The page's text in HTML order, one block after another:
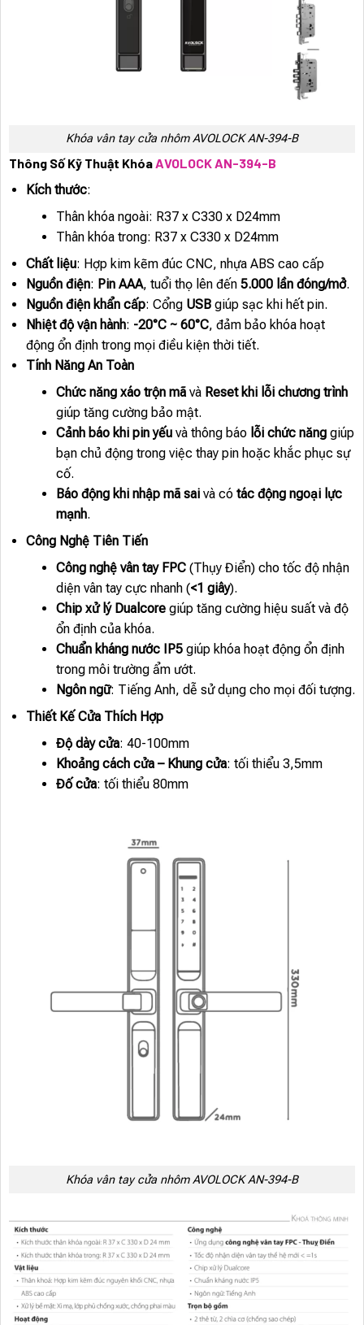
Khóa vân tay cửa nhôm AVOLOCK AN-394-B
Thông Số Kỹ Thuật KhóaAVOLOCK AN-394-B
Kích thước:
Thân khóa ngoài: R37 x C330 x D24mm
Thân khóa trong: R37 x C330 x D24mm
Chất liệu: Hợp kim kẽm đúc CNC, nhựa ABS cao cấp
Nguồn điện: Pin AAA, tuổi thọ lên đến 5.000 lần đóng/mở.
Nguồn điện khẩn cấp: Cổng USBgiúp sạc khi hết pin.
Nhiệt độ vận hành: -20°C ~ 60°C, đảm bảo khóa hoạt
động ổn định trong mọi điều kiện thời tiết.
Tính Năng An Toàn
Chức năng xáo trộn mãvà Reset khi lỗi chương trình
giúp tăng cường bảo mật.
Cảnh báo khi pin yếuvà thông báo lỗi chức nănggiúp
bạn chủ động trong việc thay pin hoặc khắc phục sự
cố.
Báo động khi nhập mã saivà có tác động ngoại lực
mạnh.
Công Nghệ Tiên Tiến
Công nghệ vân tay FPC(Thụy Điển) cho tốc độ nhận
diện vân tay cực nhanh (<1 giây).
Chip xử lý Dualcoregiúp tăng cường hiệu suất và độ
ổn định của khóa.
Chuẩn kháng nước IP5giúp khóa hoạt động ổn định
trong môi trường ẩm ướt.
Ngôn ngữ: Tiếng Anh, dễ sử dụng cho mọi đối tượng.
Thiết Kế Cửa Thích Hợp
Độ dày cửa: 40-100mm
Khoảng cách cửa – Khung cửa: tối thiểu 3,5mm
Đố cửa: tối thiểu 80mm
Khóa vân tay cửa nhôm AVOLOCK AN-394-B